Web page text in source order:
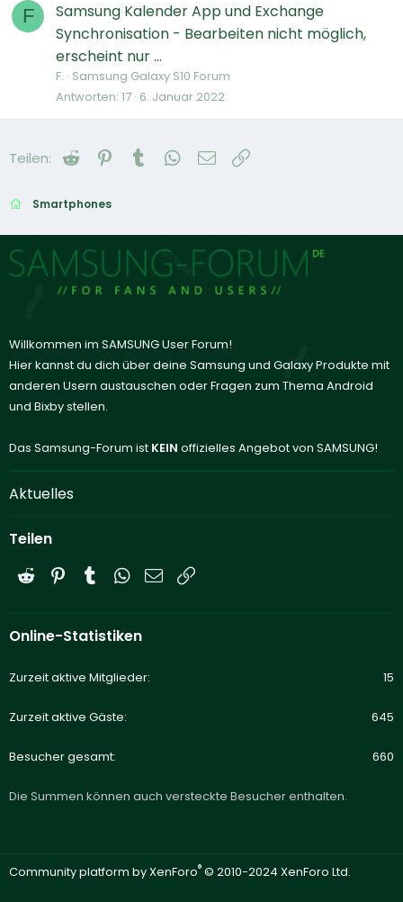
F
Samsung Kalender App und Exchange
Synchronisation - Bearbeiten nicht möglich,
erscheint nur ...
F. Samsung Galaxy S10 Forum
Antworten 17 6. Januar 2022
Teilen: Reddit Pinterest
Tumblr WhatsApp
E-Mail
Smartphones
Willkommen im SAMSUNG User Forum!
Hier kannst du dich über deine Samsung und Galaxy Produkte mit
anderen Usern austauschen oder Fragen zum Thema Android
und Bixby stellen.
Das Samsung-Forum ist KEIN offizielles Angebot von SAMSUNG!
Aktuelles
Teilen
Reddit PinterestTumblrWhatsApp
E-Mail
Online-Statistiken
Zurzeit aktive Mitglieder 15
Zurzeit aktive Gäste 645
Besucher gesamt 660
Die Summen können auch versteckte Besucher enthalten.
Community platform by XenForo® © 2010-2024 XenForo Ltd.